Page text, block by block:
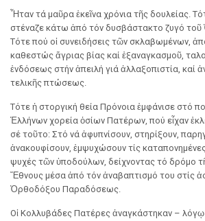
Ἦταν τά μαῦρα ἐκεῖνα χρόνια τῆς δουλείας.
στέναζε κάτω ἀπό τόν δυσβάστακτο ζυγό
Τότε πού οἱ συνειδήσεις τῶν σκλαβωμένων,
καθεστώς ἄγριας βίας καί ἐξαναγκασμοῦ,
ἐνδόσεως στήν ἀπειλή γιά ἀλλαξοπιστία, καί
τελικῆς πτώσεως.
Τότε ἡ στοργική θεία Πρόνοια ἐμφάνισε στό
Ἑλλήνων χορεία ὁσίων Πατέρων, πού εἶχαν
σέ τοῦτο: Στό νά ἀφυπνίσουν, στηρίξουν,
ἀνακουφίσουν, ἐμ­­­­ψυ­χώσουν τίς
ψυ­χές τῶν ὑποδούλων, δείχνοντας τό δρόμο
Ἔθνους μέσα ἀπό τόν ἀναβαπτισμό του στίς
Ὀρθοδόξου Παραδόσεως.
Οἱ Κολλυβάδες Πατέρες ἀναγκάστηκαν – λόγῳ